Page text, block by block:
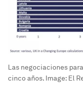
Las negociaciones
cinco años. Image: El